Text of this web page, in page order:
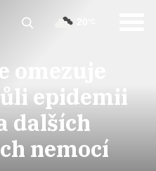
omezuje
epidemii
dalších
nemocí